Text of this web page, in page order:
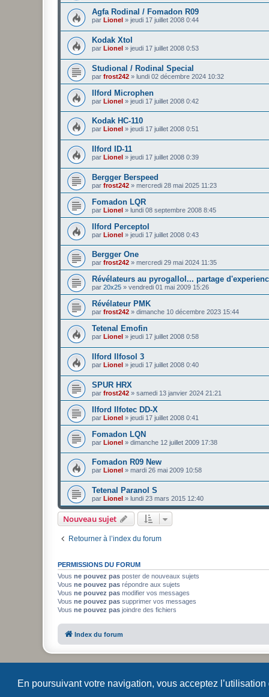
En poursuivant votre navigation, vous acceptez l’utilisation
Agfa Rodinal / Fomadon R09
par Lionel » jeudi 17 juillet 2008 0:44
Kodak Xtol
par Lionel » jeudi 17 juillet 2008 0:53
Studional / Rodinal Special
par frost242 » lundi 02 décembre 2024 10:32
Ilford Microphen
par Lionel » jeudi 17 juillet 2008 0:42
Kodak HC-110
par Lionel » jeudi 17 juillet 2008 0:51
Ilford ID-11
par Lionel » jeudi 17 juillet 2008 0:39
Bergger Berspeed
par frost242 » mercredi 28 mai 2025 11:23
Fomadon LQR
par Lionel » lundi 08 septembre 2008 8:45
Ilford Perceptol
par Lionel » jeudi 17 juillet 2008 0:43
Bergger One
par frost242 » mercredi 29 mai 2024 11:35
Révélateurs au pyrogallol... partage
par 20x25 » vendredi 01 mai 2009 15:26
Révélateur PMK
par frost242 » dimanche 10 décembre 2023 15:44
Tetenal Emofin
par Lionel » jeudi 17 juillet 2008 0:58
Ilford Ilfosol 3
par Lionel » jeudi 17 juillet 2008 0:40
SPUR HRX
par frost242 » samedi 13 janvier 2024 21:21
Ilford Ilfotec DD-X
par Lionel » jeudi 17 juillet 2008 0:41
Fomadon LQN
par Lionel » dimanche 12 juillet 2009 17:38
Fomadon R09 New
par Lionel » mardi 26 mai 2009 10:58
Tetenal Paranol S
par Lionel » lundi 23 mars 2015 12:40
Nouveau sujet
Retourner à l’index du forum
PERMISSIONS DU FORUM
Vous ne pouvez pas poster de nouveaux sujets
Vous ne pouvez pas répondre aux sujets
Vous ne pouvez pas modifier vos messages
Vous ne pouvez pas supprimer vos messages
Vous ne pouvez pas joindre des fichiers
Index du forum